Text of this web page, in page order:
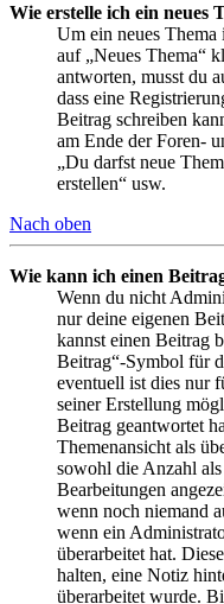
Wie erstelle ich ein neues
Um ein neues
auf „Neues Thema“
antworten, musst du
dass eine
Beitrag schreiben
am Ende der Foren-
„Du darfst neue
erstellen“ usw.
Nach oben
Wie kann ich einen
Wenn du nicht
nur deine eigenen
kannst einen Beitrag
Beitrag“-Symbol für
eventuell ist dies nur
seiner Erstellung
Beitrag geantwortet
Themenansicht als
sowohl die Anzahl
Bearbeitungen
wenn noch niemand
wenn ein
überarbeitet hat.
halten, eine Notiz
überarbeitet wurde.